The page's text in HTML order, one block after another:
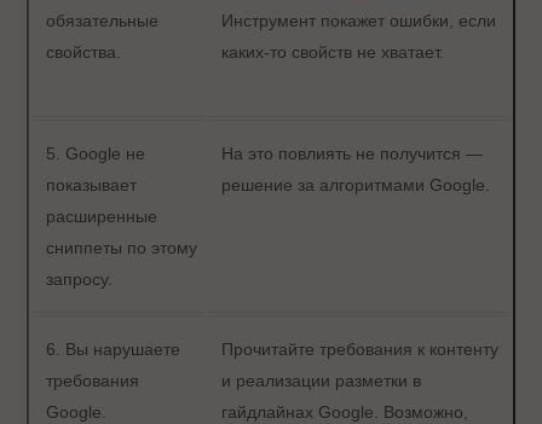
обязательные
свойства.
Инструмент покажет ошибки, если
каких-то свойств не хватает.
5. Google не
показывает
расширенные
сниппеты по этому
запросу.
На это повлиять не получится —
решение за алгоритмами Google.
6. Вы нарушаете
требования
Google.
Прочитайте требования к контенту
и реализации разметки в
гайдлайнах Google. Возможно,